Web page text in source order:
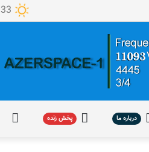
33
درباره
درباره ما پخش
پخش زنده